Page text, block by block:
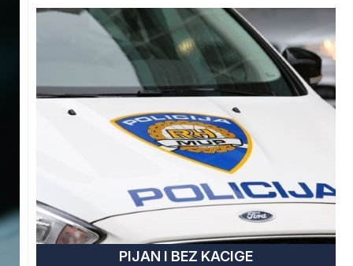
PIJAN I BEZ KACIGE